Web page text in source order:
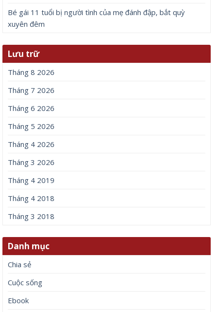
Bé gái 11 tuổi bị người tình của mẹ đánh đập, bắt quỳ
xuyên đêm
Lưu trữ
Tháng 8 2026
Tháng 7 2026
Tháng 6 2026
Tháng 5 2026
Tháng 4 2026
Tháng 3 2026
Tháng 4 2019
Tháng 4 2018
Tháng 3 2018
Danh mục
Chia sẻ
Cuộc sống
Ebook